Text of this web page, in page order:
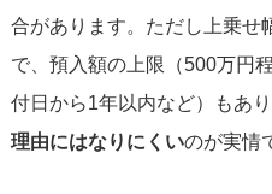
合があります。ただし上乗せ
で、預入額の上限（500万円
付日から1年以内など）もあり
理由にはなりにくいのが実情